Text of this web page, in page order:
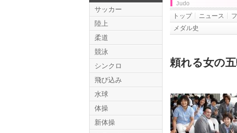
Judo
トップ ニュース
メダル史
頼れる女の
サッカー
陸上
柔道
競泳
シンクロ
飛び込み
水球
体操
新体操